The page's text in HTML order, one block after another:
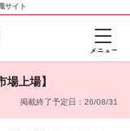
サイト
上場】
掲載終了予定日：26/08/31